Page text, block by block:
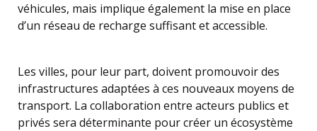
véhicules, mais implique également la mise en place
d’un réseau de recharge suffisant et accessible.
Les villes, pour leur part, doivent promouvoir des
infrastructures adaptées à ces nouveaux moyens de
transport. La collaboration entre acteurs publics et
privés sera déterminante pour créer un écosystème